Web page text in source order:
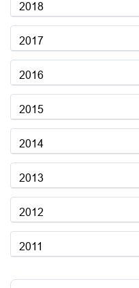
2018
2017
2016
2015
2014
2013
2012
2011